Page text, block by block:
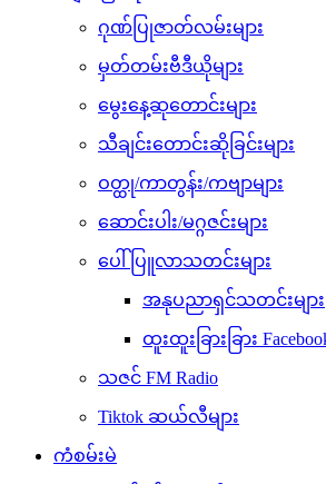
ဂုဏ်ပြုဇာတ်လမ်းများ
မှတ်တမ်းဗီဒီယိုများ
မွေးနေ့ဆုတောင်းများ
သီချင်းတောင်းဆိုခြင်းများ
ဝတ္ထု/ကာတွန်း/ကဗျာများ
ဆောင်းပါး/မဂ္ဂဇင်းများ
ပေါ်ပြူလာသတင်းများ
အနုပညာရှင်သတင်းများ
ထူးထူးခြားခြား
သဇင် FM Radio
Tiktok ဆယ်လီများ
ကံစမ်းမဲ